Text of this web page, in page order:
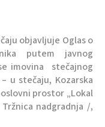
objavljuje Oglas o
putem javnog
imovina stečajnog
u stečaju, Kozarska
prostor „Lokal
nadgradnja /,